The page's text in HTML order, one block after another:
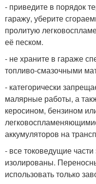
- приведите в порядок
гаражу, уберите
пролитую
её песком.
- не храните в гараже
топливо-смазочными
- категорически
малярные работы, а
керосином, бензином
аккумуляторов на
- все токоведущие
изолированы.
использовать только